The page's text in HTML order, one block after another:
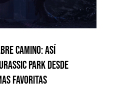
camino: así
Park desde
favoritas